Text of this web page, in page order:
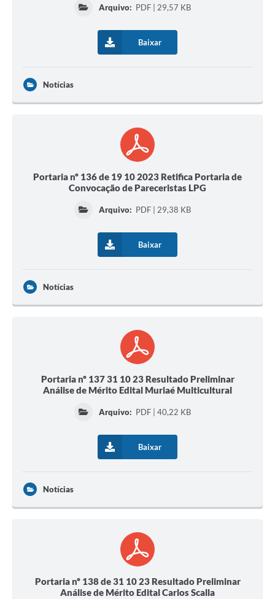
Arquivo: PDF | 29,57 KB
Baixar
Notícias
Portaria nº 136 de 19 10 2023 Retifica Portaria de
Convocação de Pareceristas LPG
Arquivo: PDF | 29,38 KB
Baixar
Notícias
Portaria nº 137 31 10 23 Resultado Preliminar
Análise de Mérito Edital Muriaé Multicultural
Arquivo: PDF | 40,22 KB
Baixar
Notícias
Portaria nº 138 de 31 10 23 Resultado Preliminar
Análise de Mérito Edital Carlos Scalla